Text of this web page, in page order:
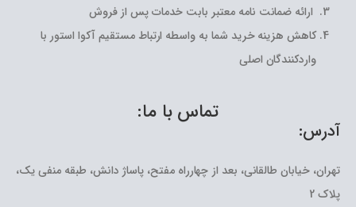
ارائه ضمانت نامه معتبر بابت خدمات پس از فروش
کاهش هزینه خرید شما به واسطه ارتباط مستقیم آکوا استور با
واردکنندگان اصلی
تماس با ما:
آدرس:
تهران، خیابان طالقانی، بعد از چهارراه مفتح، پاساژ دانش، طبقه منفی یک،
پلاک 2